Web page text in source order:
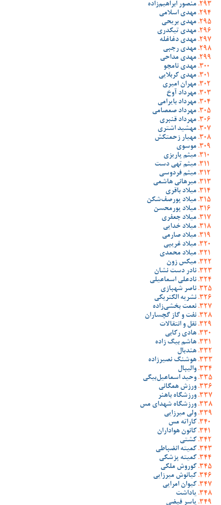
منصور ابراهیم‌زاده
مهدی اسلامی
مهدی بریحی
مهدی تیکدری
مهدی دغاغله
مهدی رجبی
مهدی مداحی
مهدی نامجو
مهدی کربلایی
مهران امیری
مهرداد آوخ
مهرداد بایرامی
مهرداد صمصامی
مهرداد قنبری
مهشید اشتری
مهیار زحمتکش
موسوی
میثم پاریزی
میثم تهی دست
میثم فردوسی
میرهانی هاشمی
میلاد باقری
میلاد پورصف‌شکن
میلاد پورمحسن
میلاد جعفری
میلاد خدایی
میلاد صارمی
میلاد غریبی
میلاد محمدی
میکس زون
نادر دست نشان
نادعلی اسماعیلی
ناصر شهبازی
نشریه الکتریکی
نعمت بخشی‌زاده
نفت و گاز گچساران
نقل و انتقالات
هادی رکابی
هاشم بیگ زاده
هندبال
هوشنگ نصیرزاده
والیبال
وحید اسماعیل‌بیگی
ورزش همگانی
ورزشگاه باهنر
ورزشگاه شهدای مس
ولی میرزایی
کاراته مس
کانون هواداران
کشتی
کمیته انضباطی
کمیته پزشکی
کوروش ملکی
کیانوش میرزایی
کیوان امرایی
یاداشت
یاسر فیضی